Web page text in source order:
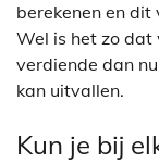
berekenen en dit
Wel is het zo
verdiende dan
kan uitvallen.
Kun je bij